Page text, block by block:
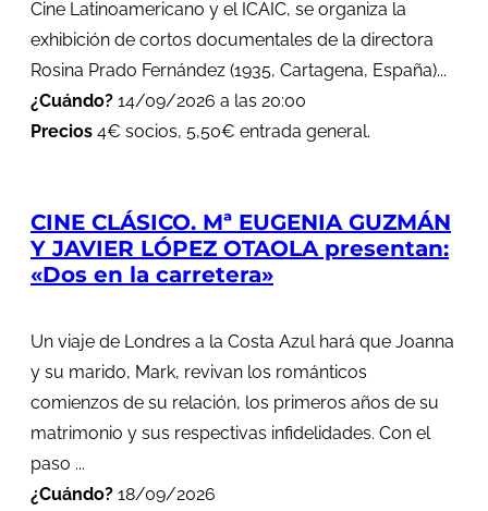
Cine Latinoamericano y el ICAIC, se organiza la
exhibición de cortos documentales de la directora
Rosina Prado Fernández (1935, Cartagena, España)...
¿Cuándo? 14/09/2026 a las 20:00
Precios 4€ socios, 5,50€ entrada general.
CINE CLÁSICO. Mª EUGENIA GUZMÁN
Y JAVIER LÓPEZ OTAOLA presentan:
«Dos en la carretera»
Un viaje de Londres a la Costa Azul hará que Joanna
y su marido, Mark, revivan los románticos
comienzos de su relación, los primeros años de su
matrimonio y sus respectivas infidelidades. Con el
paso ...
¿Cuándo? 18/09/2026